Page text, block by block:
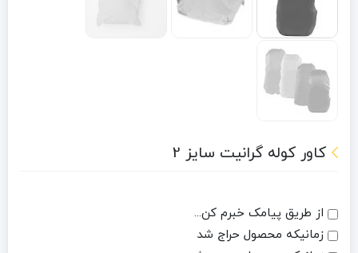
کاور کوله گرانیت سایز 2
از طریق پیامک خبرم کن...
زمانیکه محصول حراج شد